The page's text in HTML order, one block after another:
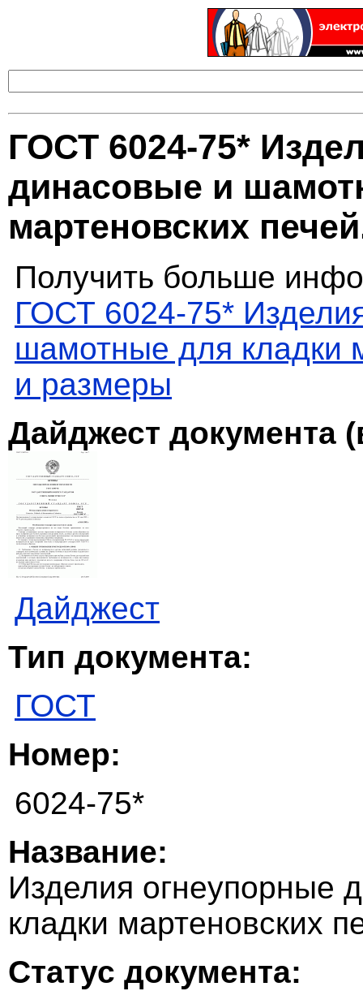
ГОСТ 6024-75*
динасовые и
мартеновских
Получить больше
ГОСТ 6024-75*
шамотные для кладки
и размеры
Дайджест документа
Дайджест
Тип документа:
ГОСТ
Номер:
6024-75*
Название:
Изделия огнеупорные
кладки мартеновских
Статус документа: